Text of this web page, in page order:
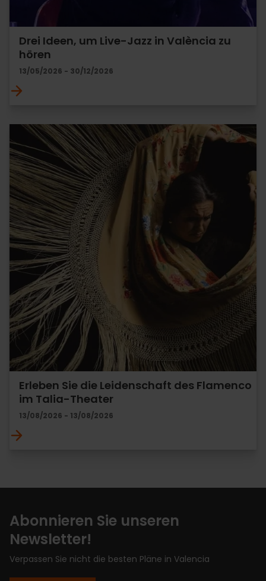
Drei Ideen, um Live-Jazz in València zu
hören
13/05/2026 - 30/12/2026
Erleben Sie die Leidenschaft des Flamenco
im Talia-Theater
13/08/2026 - 13/08/2026
Abonnieren Sie unseren
Newsletter!
Verpassen Sie nicht die besten Pläne in Valencia